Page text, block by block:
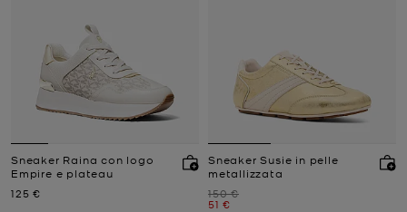
Sneaker Raina con logo
Empire e plateau
Prezzo attuale
125 €
Sneaker Susie in pelle
metallizzata
Prezzo iniziale
150 €
Prezzo attuale
51 €